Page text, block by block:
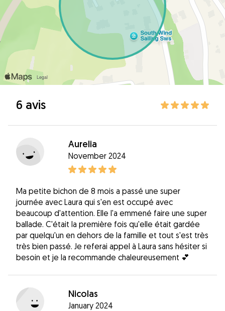
6 avis
Aurelia
November 2024
Ma petite bichon de 8 mois a passé une super
journée avec Laura qui s'en est occupé avec
beaucoup d'attention. Elle l'a emmené faire une super
ballade. C'était la première fois qu'elle était gardée
par quelqu'un en dehors de la famille et tout s'est très
très bien passé. Je referai appel à Laura sans hésiter si
besoin et je la recommande chaleureusement 💕
Nicolas
January 2024